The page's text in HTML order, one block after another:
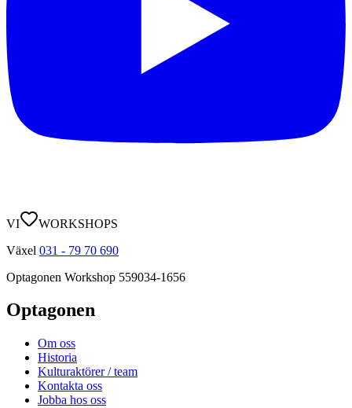
VI
WORKSHOPS
Växel 031 - 79 70 690
Optagonen Workshop 559034-1656
Optagonen
Om oss
Historia
Kulturaktörer / team
Kontakta oss
Jobba hos oss